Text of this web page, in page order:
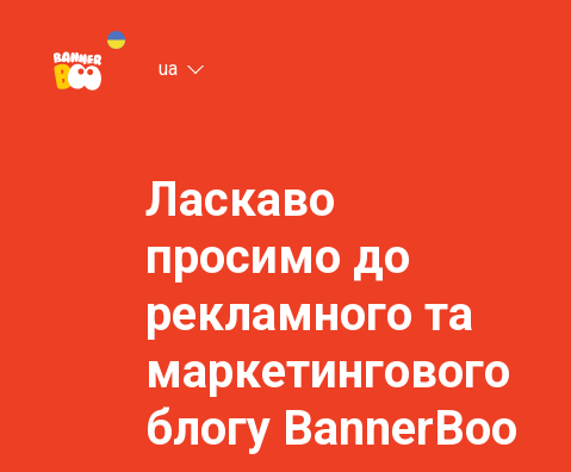
ua
Ласкаво
просимо до
рекламного та
маркетингового
блогу BannerBoo